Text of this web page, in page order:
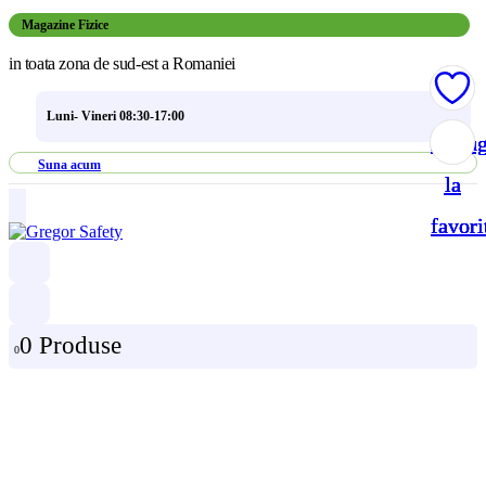
Magazine Fizice
in toata zona de sud-est a Romaniei
Luni- Vineri 08:30-17:00
Suna acum
00 Produse
la
la
la
la